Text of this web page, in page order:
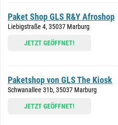
Paket Shop GLS R&Y Afroshop
Liebigstraße 4, 35037 Marburg
JETZT GEÖFFNET!
Paketshop von GLS The Kiosk
Schwanallee 31b, 35037 Marburg
JETZT GEÖFFNET!